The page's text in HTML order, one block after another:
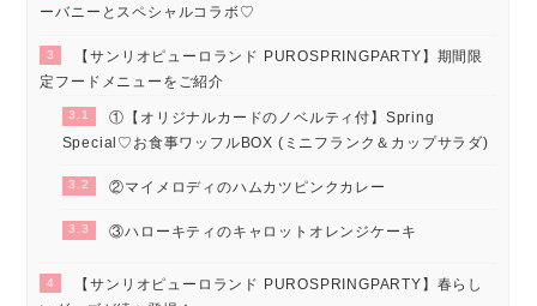
ーバニーとスペシャルコラボ♡
3
【サンリオピューロランド PUROSPRINGPARTY】期間限
定フードメニューをご紹介
3.1
①【オリジナルカードのノベルティ付】Spring
Special♡お食事ワッフルBOX (ミニフランク＆カップサラダ)
3.2 ②マイメロディのハムカツピンクカレー
3.3 ③ハローキティのキャロットオレンジケーキ
4
【サンリオピューロランド PUROSPRINGPARTY】春らし